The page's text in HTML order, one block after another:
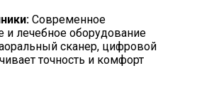
Современное
и лечебное оборудование
сканер, цифровой
точность и комфорт